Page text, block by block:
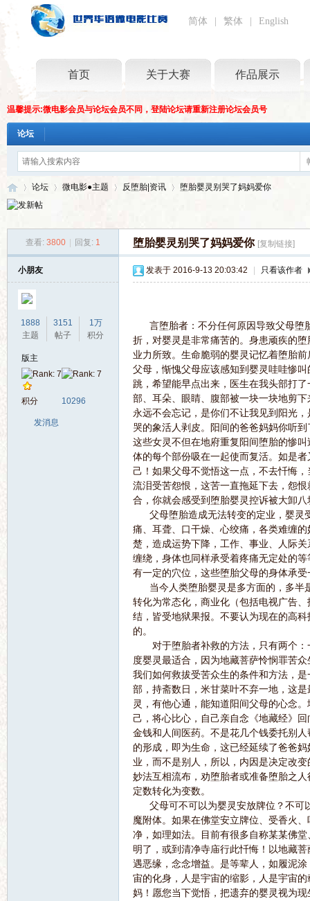
简体 繁体 English
首页 关于大赛 作品展示
温馨提示:微电影会员与论坛会员不同，登陆论坛请重新注册论坛会员号
论坛
论坛
›
微电影●主题 反堕胎|资讯
›
堕胎婴灵别哭了妈妈爱你
查看: 3800 回复: 1 堕胎婴灵别哭了妈妈爱你 [复制链接]
小朋友
1888
主题
3151
帖子
1万
积分
版主
积分 10296
发消息
发表于 2016-9-13 20:03:42 只看该作者
言堕胎者：不分任何原因导致父母堕
折，对婴灵是非常痛苦的。身患顽疾的
业力所致。生命脆弱的婴灵记忆着堕胎
父母，惭愧父母应该感知到婴灵哇哇惨
跳，希望能早点出来，医生在我头部打
部、耳朵、眼睛、腹部被一块一块地剪
永远不会忘记，是你们不让我见到阳光
哭的象活人剥皮。阳间的爸爸妈妈你听
这些女灵不但在地府重复阳间堕胎的惨
体的每个部份吸在一起使而复活。如是
己！如果父母不觉悟这一点，不去忏悔
流泪受苦怨恨，这苦一直拖延下去，怨
合，你就会感受到堕胎婴灵控诉被大卸八
父母堕胎造成无法转变的定业，婴灵
痛、耳聋、口干燥、心绞痛，各类难缠
楚，造成运势下降，工作、事业、人际
缠绕，身体也同样承受着疼痛无定处的
有一定的穴位，这些堕胎父母的身体承
当今人类堕胎婴灵是多方面的，多半
转化为常态化，商业化（包括电视广告
结，皆受地狱果报。不要认为现在的高
的。
对于堕胎者补救的方法，只有两个：
度婴灵最适合，因为地藏菩萨怜悯罪苦
我们如何救拔受苦众生的条件和方法，
部，持斋数日，米甘菜叶不弃一地，这
灵，有他心通，能知道阳间父母的心念
己，将心比心，自己亲自念《地藏经》
金钱和人间医药。不是花几个钱委托别
的形成，即为生命，这已经延续了爸爸
业，而不是别人，所以，内因是决定改
妙法互相流布，劝堕胎者或准备堕胎之
定数转化为变数。
父母可不可以为婴灵安放牌位？不可
魔附体。如果在佛堂安立牌位、受香火
净，如理如法。目前有很多自称某某佛
明了，或到清净寺庙行此忏悔！以地藏
遇恶缘，念念增益。是等辈人，如履泥
宙的化身，人是宇宙的缩影，人是宇宙
妈！愿您当下觉悟，把遗弃的婴灵视为